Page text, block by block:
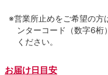
※営業所止めをご希望の方
ンターコード（数字6桁
ください。
お届け日目安